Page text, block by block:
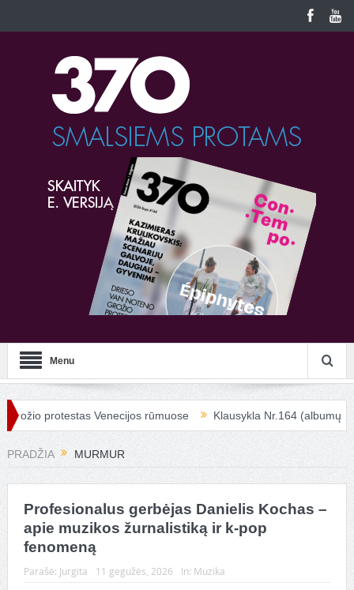
Menu
protestas Venecijos rūmuose Klausykla Nr.164 (albumų
PRADŽIA MURMUR
Profesionalus gerbėjas Danielis Kochas –
apie muzikos žurnalistiką ir k-pop
fenomeną
Parašė: Jurgita 11 gegužės, 2026 In: Muzika